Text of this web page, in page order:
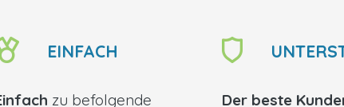
EINFACH
zu befolgende Der beste